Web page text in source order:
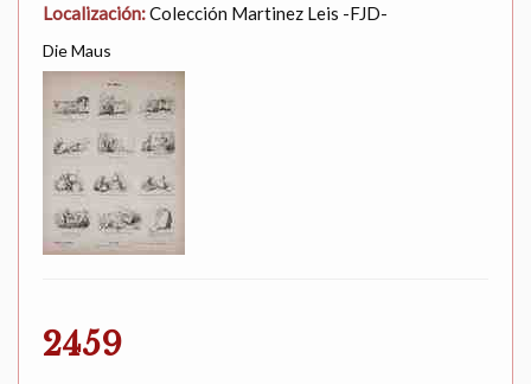
Localización:Colección Martinez Leis -FJD-
Die Maus
2459